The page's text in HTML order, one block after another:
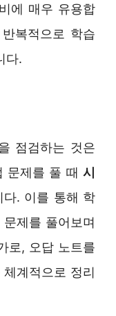
에 매우 유용합
복적으로 학습
다.
점검하는 것은
문제를 풀 때 시
다. 이를 통해 학
제를 풀어보며
로, 오답 노트를
계적으로 정리